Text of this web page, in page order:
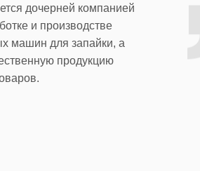
дочерней компанией
и производстве
машин для запайки, а
продукцию